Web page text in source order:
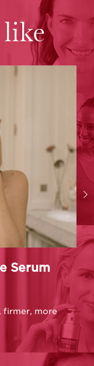
Serum
firmer, more